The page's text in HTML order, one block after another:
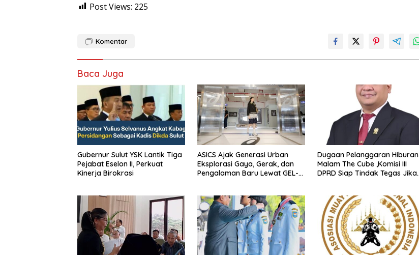
Post Views: 225
Komentar
Baca Juga
Gubernur Sulut YSK Lantik Tiga
Pejabat Eselon II, Perkuat
Kinerja Birokrasi
ASICS Ajak Generasi Urban
Eksplorasi Gaya, Gerak, dan
Pengalaman Baru Lewat GEL-
Dugaan Pelanggaran Hiburan
Malam The Cube ,Komisi III
DPRD Siap Tindak Tegas Jika